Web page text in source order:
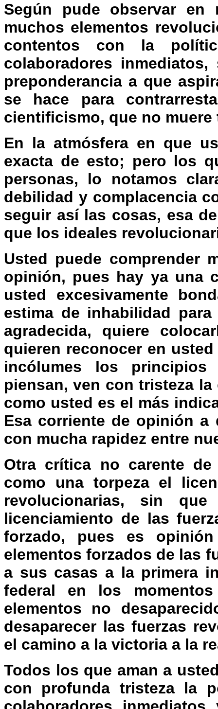
Según pude observar
muchos elementos
contentos con la
colaboradores
preponderancia a que
se hace para
cientificismo, que no muere
En la atmósfera en que
exacta de esto; pero los
personas, lo notamos
debilidad y complacencia
seguir así las cosas, esa
que los ideales
Usted puede comprender
opinión, pues hay ya una
usted excesivamente
estima de inhabilidad
agradecida, quiere
quieren reconocer en
incólumes los
piensan, ven con tristeza
como usted es el más
Esa corriente de opinión a
con mucha rapidez entre
Otra crítica no carente
como una torpeza el
revolucionarias, sin
licenciamiento de las
forzado, pues es
elementos forzados de las
a sus casas a la primera
federal en los
elementos no
desaparecer las fuerzas
el camino a la victoria a la
Todos los que aman a
con profunda tristeza la